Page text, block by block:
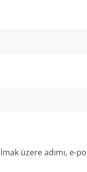
üzere adımı,